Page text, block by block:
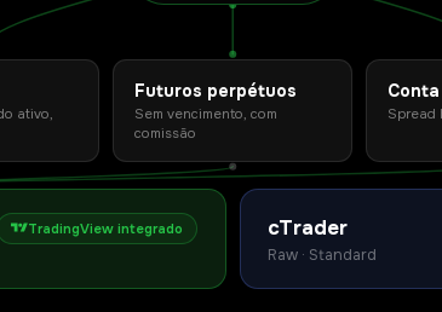
ativo,
Futuros perpétuos
Sem vencimento, com
comissão
Spread
TradingView integrado cTrader
Raw · Standard